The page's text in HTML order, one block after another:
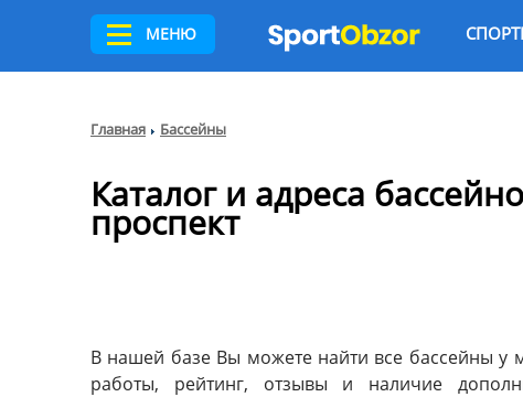
МЕНЮ
Главная Бассейны
Каталог и адреса
проспект
В нашей базе Вы можете найти все бассейны у
работы, рейтинг, отзывы и наличие